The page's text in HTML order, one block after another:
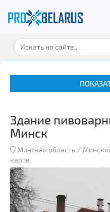
Музеи
Замки и дворцы
Военная история
Здание
Минск
Минская область
карте